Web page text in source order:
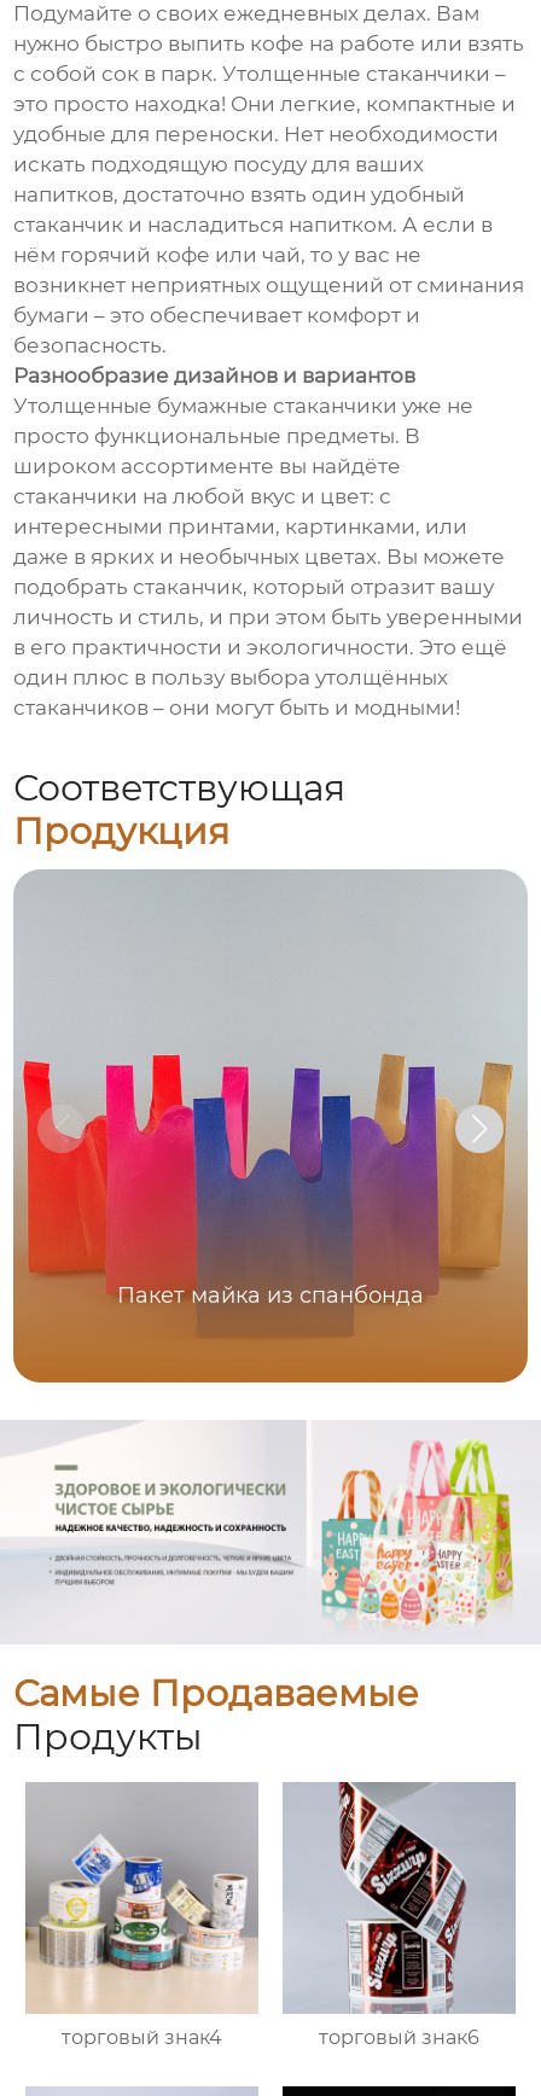
Подумайте о своих ежедневных делах. Вам
нужно быстро выпить кофе на работе или взять
с собой сок в парк. Утолщенные стаканчики –
это просто находка! Они легкие, компактные и
удобные для переноски. Нет необходимости
искать подходящую посуду для ваших
напитков, достаточно взять один удобный
стаканчик и насладиться напитком. А если в
нём горячий кофе или чай, то у вас не
возникнет неприятных ощущений от сминания
бумаги – это обеспечивает комфорт и
безопасность.
Разнообразие дизайнов и вариантов
Утолщенные бумажные стаканчики уже не
просто функциональные предметы. В
широком ассортименте вы найдёте
стаканчики на любой вкус и цвет: с
интересными принтами, картинками, или
даже в ярких и необычных цветах. Вы можете
подобрать стаканчик, который отразит вашу
личность и стиль, и при этом быть уверенными
в его практичности и экологичности. Это ещё
один плюс в пользу выбора утолщённых
стаканчиков – они могут быть и модными!
Соответствующая
Продукция
Пакет майка из спанбонда
Самые Продаваемые
Продукты
торговый знак4 торговый знак6